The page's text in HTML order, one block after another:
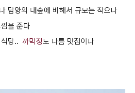
담양의 대숲에 비해서 규모는 작으나
을 준다
당.. 까막정도 나름 맛집이다